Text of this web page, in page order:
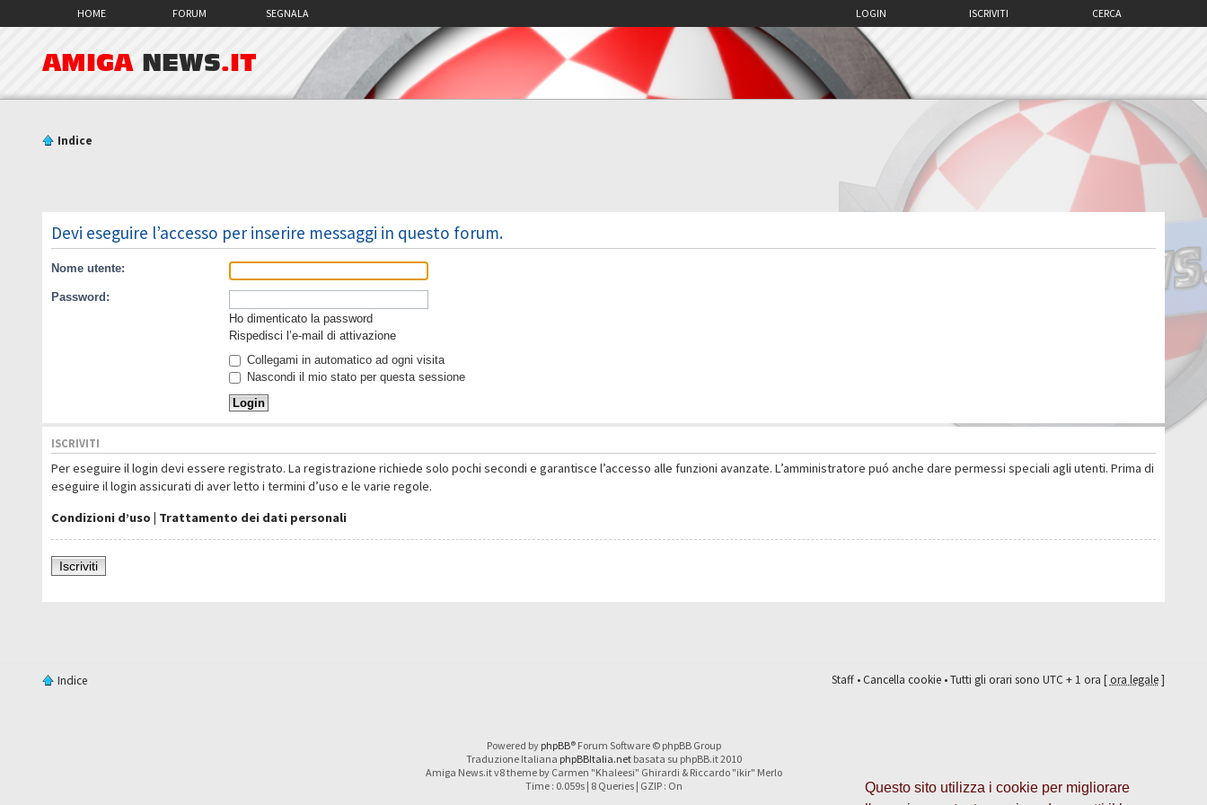
Questo sito utilizza i cookie per migliorare
HOME FORUM SEGNALA CERCA
ISCRIVITI
LOGIN
AMIGA NEWS.IT
Indice
Devi eseguire l’accesso per inserire messaggi in questo forum.
Nome utente:
Password:
Ho dimenticato la password
Rispedisci l’e-mail di attivazione
Collegami in automatico ad ogni visita
Nascondi il mio stato per questa sessione
ISCRIVITI
Per eseguire il login devi essere registrato. La registrazione richiede solo pochi secondi e garantisce l’accesso alle funzioni avanzate. L’amministratore puó anche dare permessi speciali agli utenti. Prima di
eseguire il login assicurati di aver letto i termini d’uso e le varie regole.
Condizioni d’uso | Trattamento dei dati personali
Iscriviti
Indice Staff•Cancella cookie• Tutti gli orari sono UTC + 1 ora [ora legale]
Powered by phpBB® Forum Software © phpBB Group
Traduzione Italiana phpBBItalia.netbasata su phpBB.it 2010
Amiga News.it v8 theme by Carmen "Khaleesi" Ghirardi & Riccardo "ikir" Merlo
Time : 0.059s | 8 Queries | GZIP : On